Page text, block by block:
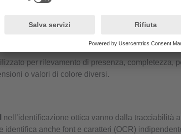
degli oggetti ricorrenti e fissi.
per rilevamento di presenza, completezza,
o valori di colore diversi.
nell’identificazione ottica vanno dalla tracciabilità
anche font e caratteri (OCR)